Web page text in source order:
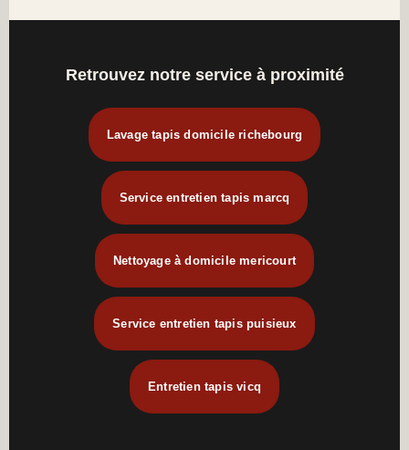
Retrouvez notre service à proximité
Lavage tapis domicile richebourg
Service entretien tapis marcq
Nettoyage à domicile mericourt
Service entretien tapis puisieux
Entretien tapis vicq